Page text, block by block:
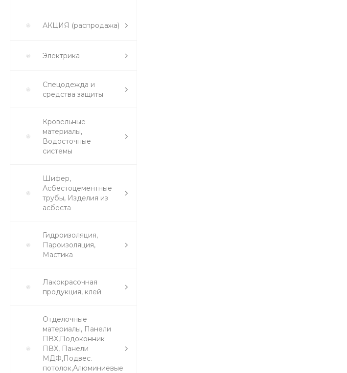
АКЦИЯ (распродажа)
Электрика
Спецодежда и
средства защиты
Кровельные
материалы,
Водосточные
системы
Шифер,
Асбестоцементные
трубы, Изделия из
асбеста
Гидроизоляция,
Пароизоляция,
Мастика
Лакокрасочная
продукция, клей
Отделочные
материалы, Панели
ПВХ,Подоконник
ПВХ, Панели
МДФ,Подвес.
потолок,Алюминиевые